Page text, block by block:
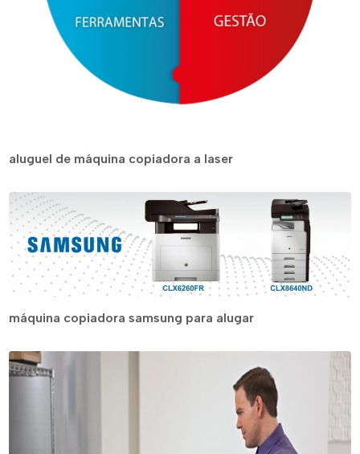
aluguel de máquina copiadora a laser
máquina copiadora samsung para alugar